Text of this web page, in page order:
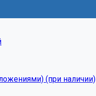
(при наличии)